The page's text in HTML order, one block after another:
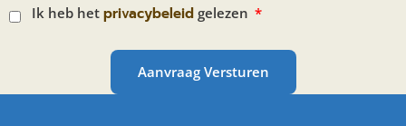
Ik heb het privacybeleid gelezen
Aanvraag Versturen